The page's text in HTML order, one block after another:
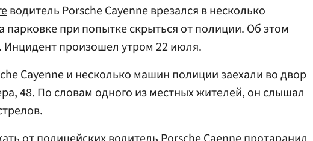
водитель Porsche Cayenne врезался в несколько
парковке при попытке скрыться от полиции. Об этом
Инцидент произошел утром 22 июля.
Cayenne и несколько машин полиции заехали во двор
48. По словам одного из местных жителей, он слышал